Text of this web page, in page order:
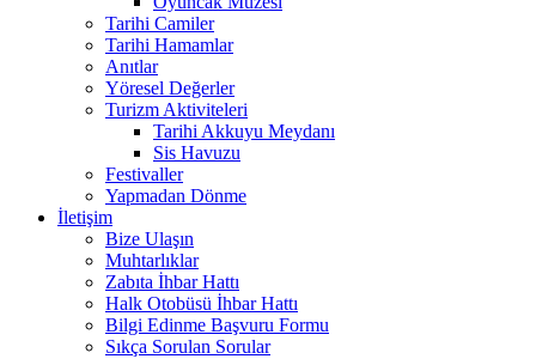
Tarihi Camiler
Tarihi Hamamlar
Anıtlar
Yöresel Değerler
Turizm Aktiviteleri
Tarihi Akkuyu Meydanı
Sis Havuzu
Festivaller
Yapmadan Dönme
İletişim
Bize Ulaşın
Muhtarlıklar
Zabıta İhbar Hattı
Halk Otobüsü İhbar Hattı
Bilgi Edinme Başvuru Formu
Sıkça Sorulan Sorular